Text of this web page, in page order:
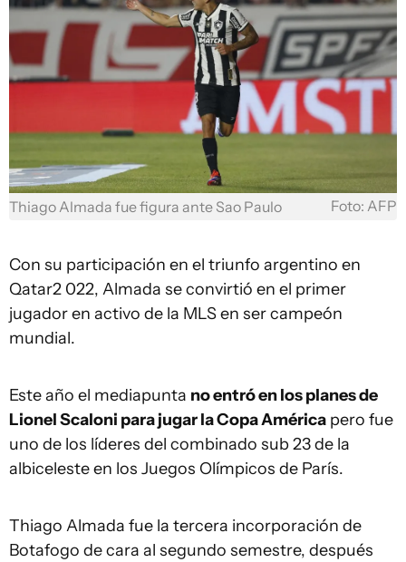
Thiago Almada fue figura ante Sao Paulo Foto: AFP
Con su participación en el triunfo argentino en
Qatar2 022, Almada se convirtió en el primer
jugador en activo de la MLS en ser campeón
mundial.
Este año el mediapunta no entró en los planes de
Lionel Scaloni para jugar la Copa América pero fue
uno de los líderes del combinado sub 23 de la
albiceleste en los Juegos Olímpicos de París.
Thiago Almada fue la tercera incorporación de
Botafogo de cara al segundo semestre, después